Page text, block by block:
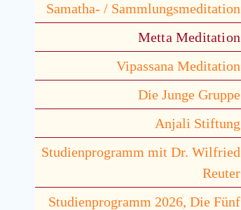
Samatha- / Sammlungsmeditation
Metta Meditation
Vipassana Meditation
Die Junge Gruppe
Anjali Stiftung
Studienprogramm mit Dr. Wilfried
Reuter
Studienprogramm 2026, Die Fünf